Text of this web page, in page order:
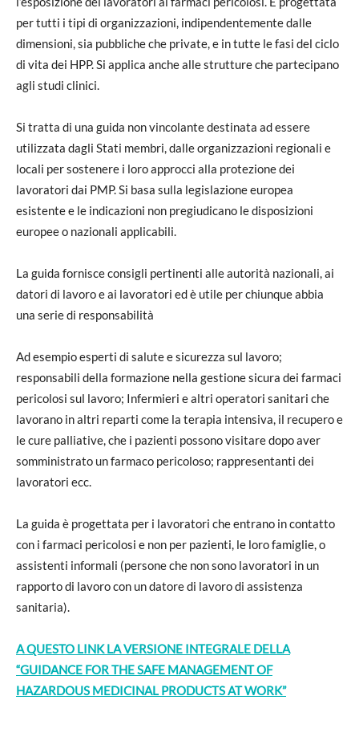
per tutti i tipi di organizzazioni, indipendentemente dalle
dimensioni, sia pubbliche che private, e in tutte le fasi del ciclo
di vita dei HPP. Si applica anche alle strutture che partecipano
agli studi clinici.
Si tratta di una guida non vincolante destinata ad essere
utilizzata dagli Stati membri, dalle organizzazioni regionali e
locali per sostenere i loro approcci alla protezione dei
lavoratori dai PMP. Si basa sulla legislazione europea
esistente e le indicazioni non pregiudicano le disposizioni
europee o nazionali applicabili.
La guida fornisce consigli pertinenti alle autorità nazionali, ai
datori di lavoro e ai lavoratori ed è utile per chiunque abbia
una serie di responsabilità
Ad esempio esperti di salute e sicurezza sul lavoro;
responsabili della formazione nella gestione sicura dei farmaci
pericolosi sul lavoro; Infermieri e altri operatori sanitari che
lavorano in altri reparti come la terapia intensiva, il recupero e
le cure palliative, che i pazienti possono visitare dopo aver
somministrato un farmaco pericoloso; rappresentanti dei
lavoratori ecc.
La guida è progettata per i lavoratori che entrano in contatto
con i farmaci pericolosi e non per pazienti, le loro famiglie, o
assistenti informali (persone che non sono lavoratori in un
rapporto di lavoro con un datore di lavoro di assistenza
sanitaria).
A QUESTO LINK LA VERSIONE INTEGRALE DELLA
“GUIDANCE FOR THE SAFE MANAGEMENT OF
HAZARDOUS MEDICINAL PRODUCTS AT WORK”